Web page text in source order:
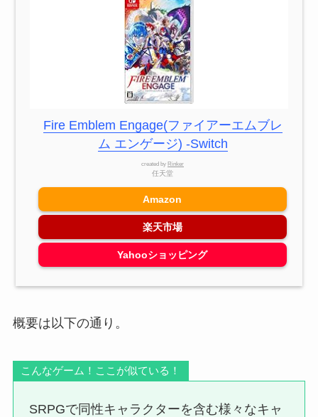
Fire Emblem Engage(ファイアーエムブレ
ム エンゲージ) -Switch
created by Rinker
任天堂
Amazon
楽天市場
Yahooショッピング
概要は以下の通り。
こんなゲーム！ここが似ている！
SRPGで同性キャラクターを含む様々なキャ